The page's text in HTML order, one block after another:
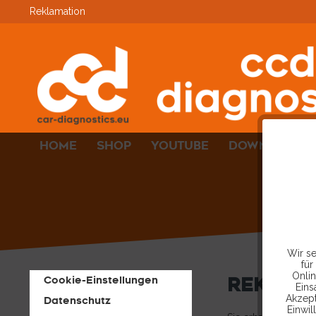
HOME SHOP YOUTUBE DOWNLOADS
Wir
für
Reklamation
Cookie-Einstellungen
Datenschutz